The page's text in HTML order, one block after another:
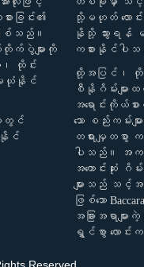
ခြင်း၏
ဖြစ်သည်။
ပွဲများကို
ထိုင်း
မယုံနိုင်
ါတွင်
နိုင်
သို့မဟုတ် လော
နိုသို့ သွားရန်
ကစားနိုင်ပါ
ထို့အပြင်၊ တိုက်
စီနိုဂိမ်းများ
အရောင်းကိုယ်စ
သော စည်းကမ်းမ
တရားမျှတစွ
ပါသည်။ အကယ်
အကောင်းဆုံး
များသည် သင့်အ
ဖြစ်သော
အခြားအရာမျ
ရွှင်စွာ လောင်